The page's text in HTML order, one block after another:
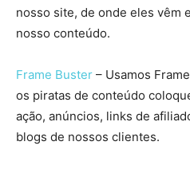
nosso site, de onde eles vêm
nosso conteúdo.
Frame Buster – Usamos
os piratas de conteúdo
ação, anúncios, links de
blogs de nossos clientes.